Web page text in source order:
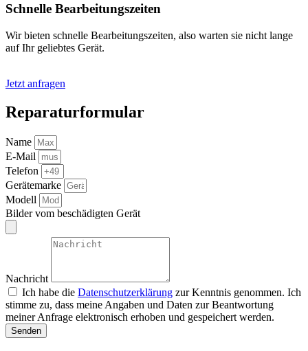
Schnelle Bearbeitungszeiten
Wir bieten schnelle Bearbeitungszeiten, also warten sie nicht lange
auf Ihr geliebtes Gerät.
Jetzt anfragen
Reparaturformular
Name
E-Mail
Telefon
Gerätemarke
Modell
Bilder vom beschädigten Gerät
Nachricht
Ich habe die Datenschutzerklärung zur Kenntnis genommen. Ich
stimme zu, dass meine Angaben und Daten zur Beantwortung
meiner Anfrage elektronisch erhoben und gespeichert werden.
Senden